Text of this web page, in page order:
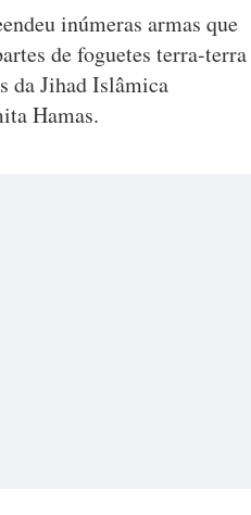
inúmeras armas que
de foguetes terra-terra
da Jihad Islâmica
Hamas.